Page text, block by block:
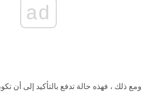
ad
ومع ذلك ، فهذه حالة تدفع بالتأكيد إلى أن